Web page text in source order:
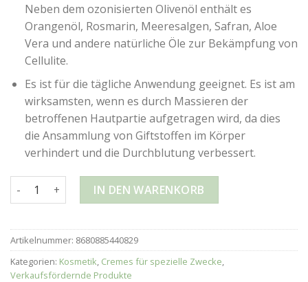
Neben dem ozonisierten Olivenöl enthält es
Orangenöl, Rosmarin, Meeresalgen, Safran, Aloe
Vera und andere natürliche Öle zur Bekämpfung von
Cellulite.
Es ist für die tägliche Anwendung geeignet. Es ist am
wirksamsten, wenn es durch Massieren der
betroffenen Hautpartie aufgetragen wird, da dies
die Ansammlung von Giftstoffen im Körper
verhindert und die Durchblutung verbessert.
OZONE GOLD – ANTI CELLULITE OZON GEL – 50ml Menge
IN DEN WARENKORB
Artikelnummer: 8680885440829
Kategorien: Kosmetik, Cremes für spezielle Zwecke,
Verkaufsfördernde Produkte